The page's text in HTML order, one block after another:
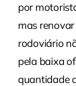
por
mas
rodoviário
pela baixa
quantidade